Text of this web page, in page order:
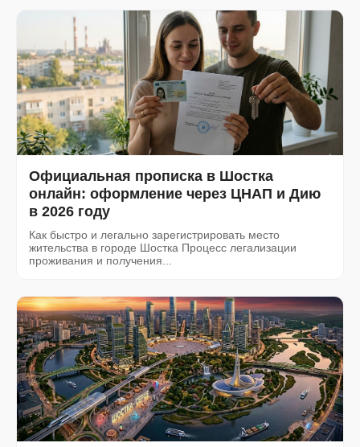
долати бюрократичні бар’єри та економити час
на візитах до держустанов. Отримуйте актуальні
дані та професійні поради для впевненого
вирішення житлових і правових справ у вашому
місті».
Официальная прописка в Шостка
онлайн: оформление через ЦНАП и Дию
в 2026 году
Как быстро и легально зарегистрировать место
жительства в городе Шостка Процесс легализации
проживания и получения...